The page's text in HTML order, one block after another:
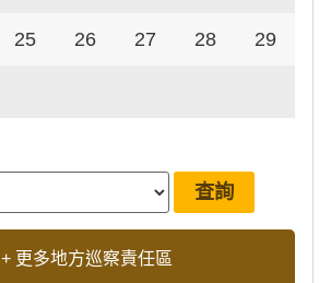
25 26 27 28 29
+ 更多地方巡察責任區